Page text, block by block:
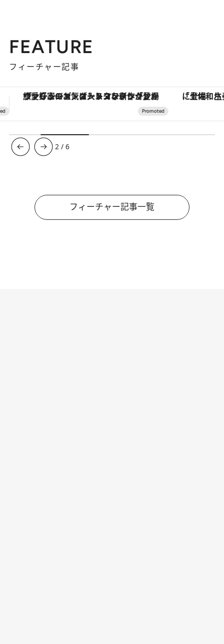
FEATURE
フィーチャー記事
「土佐和ハーブかき氷」がOMO7高知に登場！生姜、山椒、大葉など目にも舌にも涼を呼ぶ郷土の味
3 /6
フィーチャー記事一覧